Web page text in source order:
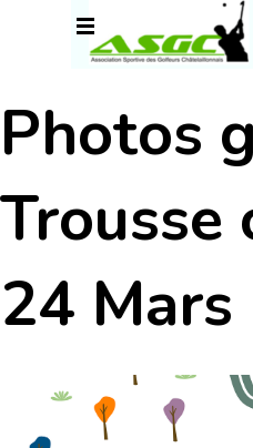
Sauter le
Photos
Trousse
24